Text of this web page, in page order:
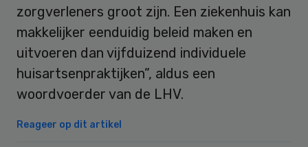
zorgverleners groot zijn. Een ziekenhuis kan
makkelijker eenduidig beleid maken en
uitvoeren dan vijfduizend individuele
huisartsenpraktijken”, aldus een
woordvoerder van de LHV.
Reageer op dit artikel